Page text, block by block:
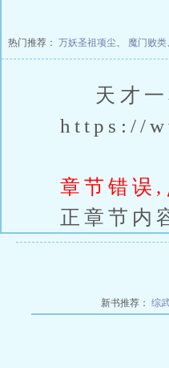
热门推荐： 万妖圣祖项尘、 魔门败类
天才一
https://
章节错误
正章节内
新书推荐： 综